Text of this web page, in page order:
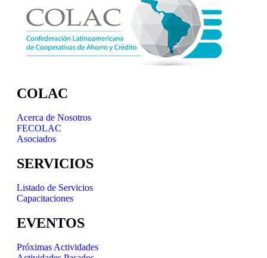
COLAC
Acerca de Nosotros
FECOLAC
Asociados
SERVICIOS
Listado de Servicios
Capacitaciones
EVENTOS
Próximas Actividades